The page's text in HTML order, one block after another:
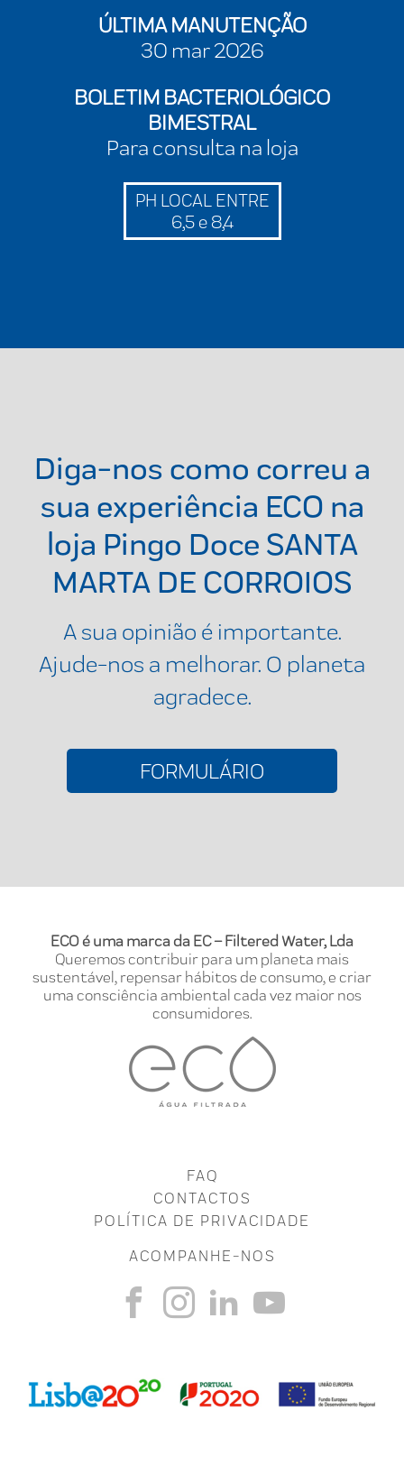
ÚLTIMA MANUTENÇÃO
30 mar 2026
BOLETIM BACTERIOLÓGICO
BIMESTRAL
Para consulta na loja
PH LOCAL ENTRE
6,5 e 8,4
Diga-nos como correu a
sua experiência ECO na
loja Pingo Doce SANTA
MARTA DE CORROIOS
A sua opinião é importante.
Ajude-nos a melhorar. O planeta
agradece.
FORMULÁRIO
ECO é uma marca da EC – Filtered Water, Lda
Queremos contribuir para um planeta mais
sustentável, repensar hábitos de consumo, e criar
uma consciência ambiental cada vez maior nos
consumidores.
FAQ
CONTACTOS
POLÍTICA DE PRIVACIDADE
ACOMPANHE-NOS